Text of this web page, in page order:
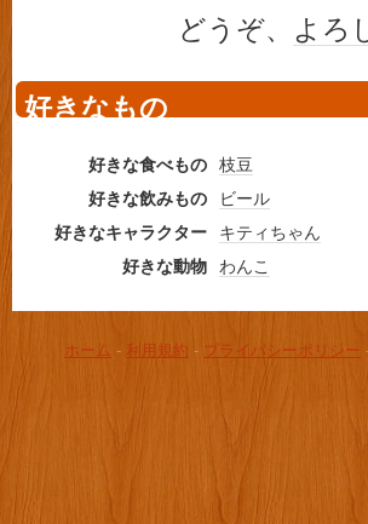
どうぞ、
よろ
好きなもの
好きな食べもの
枝豆
好きな飲みもの
ビール
好きなキャラクター
キティちゃん
好きな動物
わんこ
ホーム - 利用規約 - プライバシーポリシー